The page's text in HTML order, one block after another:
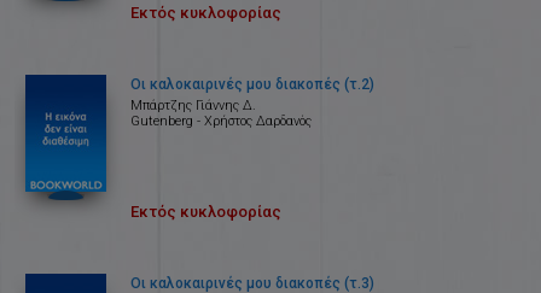
Εκτός κυκλοφορίας
Οι καλοκαιρινές μου διακοπές (τ.2)
Μπάρτζης Γιάννης Δ.
Gutenberg - Χρήστος Δαρδανός
Εκτός κυκλοφορίας
Οι καλοκαιρινές μου διακοπές (τ.3)